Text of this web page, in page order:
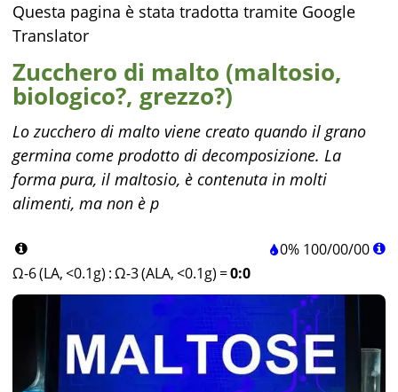
Questa pagina è stata tradotta tramite Google
Translator
Zucchero di malto (maltosio,
biologico?, grezzo?)
Lo zucchero di malto viene creato quando il grano
germina come prodotto di decomposizione. La
forma pura, il maltosio, è contenuta in molti
alimenti, ma non è p
0% 100/00/00
Ω-6 (LA, <0.1g) :Ω-3 (ALA, <0.1g) =0:0